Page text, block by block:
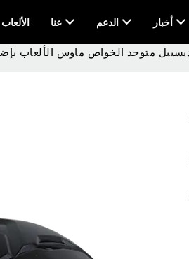
AI & الألعاب عنا الدعم أخبار